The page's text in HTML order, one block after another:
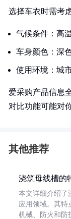
选择车衣时需考
气候条件：高
车身颜色：深
使用环境：城
爱采购产品信息
对比功能可能对
其他推荐
浇筑母线槽的
本文详细介绍了
应用领域。其特
机械、防火和防